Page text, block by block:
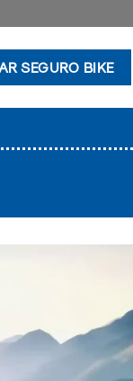
SEGURO BIKE